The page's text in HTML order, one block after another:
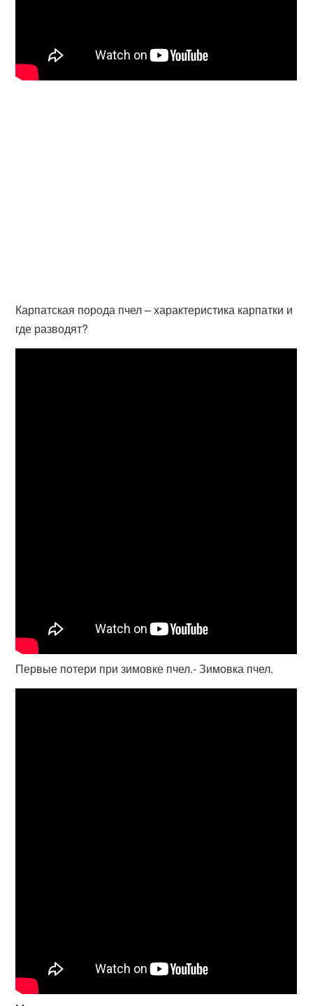
Карпатская порода пчел – характеристика карпатки и
где разводят?
Первые потери при зимовке пчел.- Зимовка пчел.